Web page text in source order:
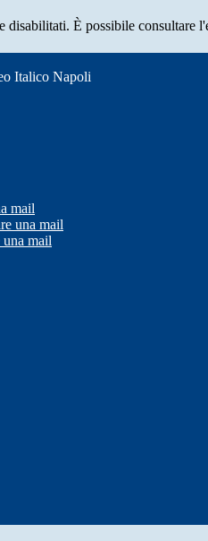
disabilitati. È possibile consultare
Italico Napoli
mail
una mail
mail